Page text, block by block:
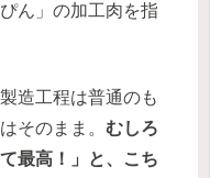
ん」の加工肉を指
造工程は普通のも
そのまま。 むしろ
最高！」と、こち